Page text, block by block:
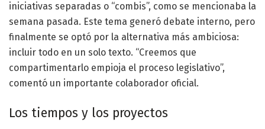
iniciativas separadas o “combis”, como se mencionaba la
semana pasada. Este tema generó debate interno, pero
finalmente se optó por la alternativa más ambiciosa:
incluir todo en un solo texto. “Creemos que
compartimentarlo empioja el proceso legislativo”,
comentó un importante colaborador oficial.
Los tiempos y los proyectos